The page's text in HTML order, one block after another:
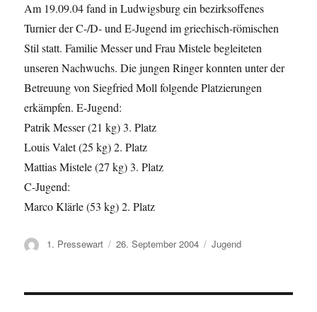
Am 19.09.04 fand in Ludwigsburg ein bezirksoffenes
Turnier der C-/D- und E-Jugend im griechisch-römischen
Stil statt. Familie Messer und Frau Mistele begleiteten
unseren Nachwuchs. Die jungen Ringer konnten unter der
Betreuung von Siegfried Moll folgende Platzierungen
erkämpfen. E-Jugend:
Patrik Messer (21 kg) 3. Platz
Louis Valet (25 kg) 2. Platz
Mattias Mistele (27 kg) 3. Platz
C-Jugend:
Marco Klärle (53 kg) 2. Platz
Autor
1. Pressewart
Veröffentlicht
26. September 2004 Kategorien
Jugend